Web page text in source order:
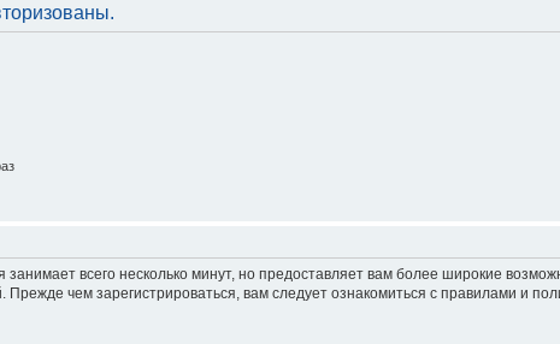
всего несколько минут, но предоставляет вам более широкие
чем зарегистрироваться, вам следует ознакомиться с правилами и